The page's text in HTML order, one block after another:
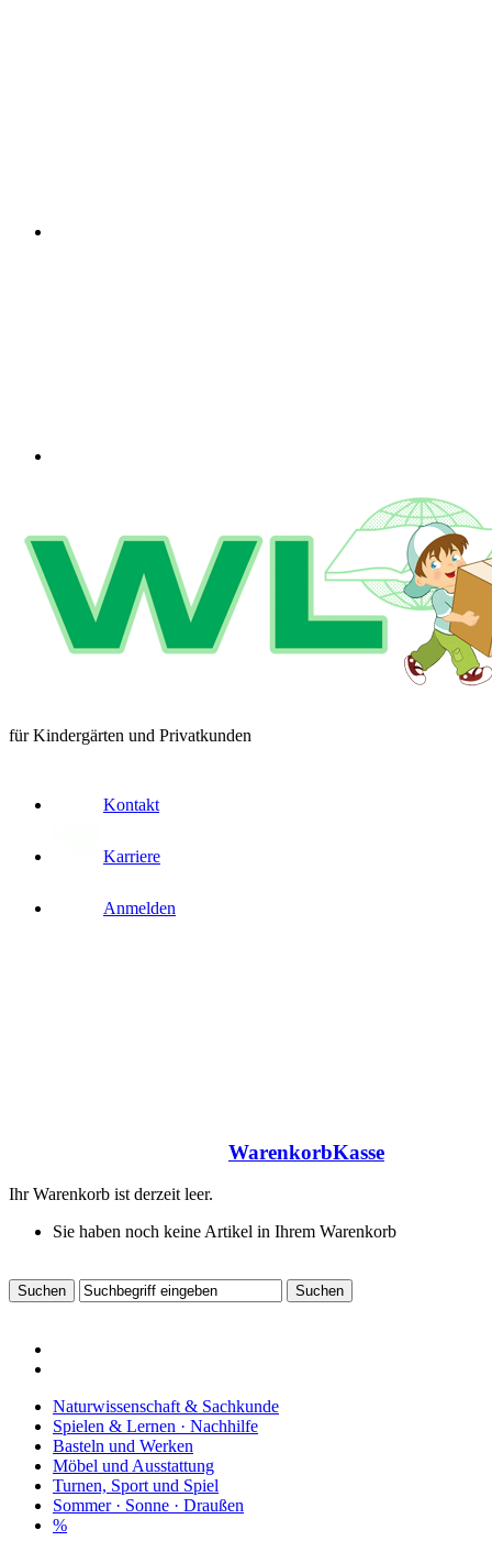
für Kindergärten und Privatkunden
Kontakt
Karriere
Anmelden
WarenkorbKasse
Ihr Warenkorb ist derzeit leer.
Sie haben noch keine Artikel in Ihrem Warenkorb
Naturwissenschaft & Sachkunde
Spielen & Lernen · Nachhilfe
Basteln und Werken
Möbel und Ausstattung
Turnen, Sport und Spiel
Sommer · Sonne · Draußen
%